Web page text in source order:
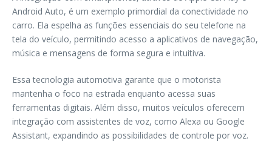
Android Auto, é um exemplo primordial da conectividade no
carro. Ela espelha as funções essenciais do seu telefone na
tela do veículo, permitindo acesso a aplicativos de navegação,
música e mensagens de forma segura e intuitiva.
Essa tecnologia automotiva garante que o motorista
mantenha o foco na estrada enquanto acessa suas
ferramentas digitais. Além disso, muitos veículos oferecem
integração com assistentes de voz, como Alexa ou Google
Assistant, expandindo as possibilidades de controle por voz.